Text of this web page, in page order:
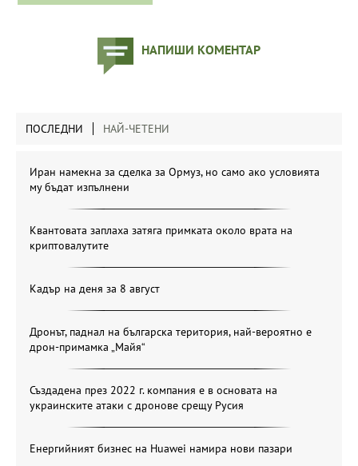
НАПИШИ КОМЕНТАР
ПОСЛЕДНИ НАЙ-ЧЕТЕНИ
Иран намекна за сделка за Ормуз, но само ако условията
му бъдат изпълнени
Квантовата заплаха затяга примката около врата на
криптовалутите
Кадър на деня за 8 август
Дронът, паднал на българска територия, най-вероятно е
дрон-примамка „Майя“
Създадена през 2022 г. компания е в основата на
украинските атаки с дронове срещу Русия
Енергийният бизнес на Huawei намира нови пазари